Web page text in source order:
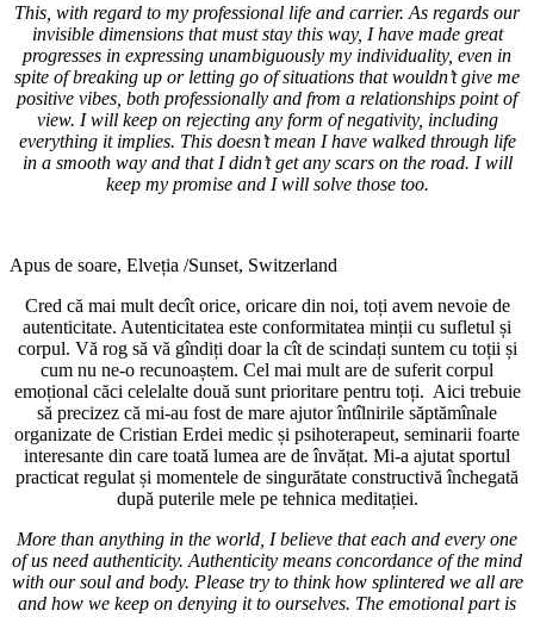
This, with regard to my professional life and carrier. As regards our
invisible dimensions that must stay this way, I have made great
progresses in expressing unambiguously my individuality, even in
spite of breaking up or letting go of situations that wouldn’t give me
positive vibes, both professionally and from a relationships point of
view. I will keep on rejecting any form of negativity, including
everything it implies. This doesn’t mean I have walked through life
in a smooth way and that I didn’t get any scars on the road. I will
keep my promise and I will solve those too.
Apus de soare, Elveția /Sunset, Switzerland
Cred că mai mult decît orice, oricare din noi, toți avem nevoie de
autenticitate. Autenticitatea este conformitatea minții cu sufletul și
corpul. Vă rog să vă gîndiți doar la cît de scindați suntem cu toții și
cum nu ne-o recunoaștem. Cel mai mult are de suferit corpul
emoțional căci celelalte două sunt prioritare pentru toți. Aici trebuie
să precizez că mi-au fost de mare ajutor întîlnirile săptămînale
organizate de Cristian Erdei medic și psihoterapeut, seminarii foarte
interesante din care toată lumea are de învățat. Mi-a ajutat sportul
practicat regulat și momentele de singurătate constructivă închegată
după puterile mele pe tehnica meditației.
More than anything in the world, I believe that each and every one
of us need authenticity. Authenticity means concordance of the mind
with our soul and body. Please try to think how splintered we all are
and how we keep on denying it to ourselves. The emotional part is